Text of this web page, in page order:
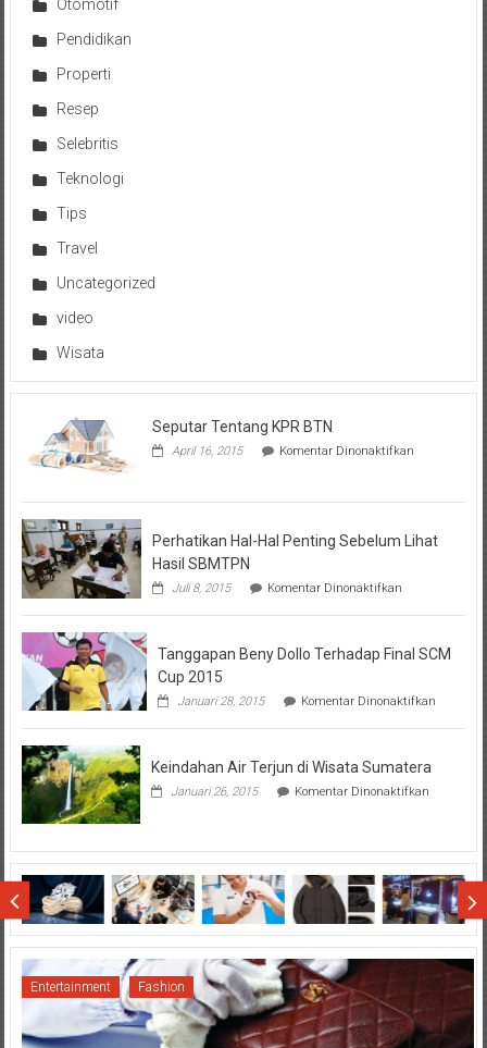
Otomotif
Pendidikan
Properti
Resep
Selebritis
Teknologi
Tips
Travel
Uncategorized
video
Wisata
Seputar Tentang KPR BTN
April 16, 2015 Komentar Dinonaktifkanpada
Perhatikan Hal-Hal Penting Sebelum Lihat
Hasil SBMTPN
Juli 8, 2015 Komentar Dinonaktifkanpada
Hal-
Penting
Hasil
Tanggapan Beny Dollo Terhadap Final SCM
Cup 2015
Januari 28, 2015 Komentar Dinonaktifkanpada
Beny
Keindahan Air Terjun di Wisata Sumatera
Januari 26, 2015 Komentar Dinonaktifkanpada
di
Wisata
Sumatera
Entertainment Fashion